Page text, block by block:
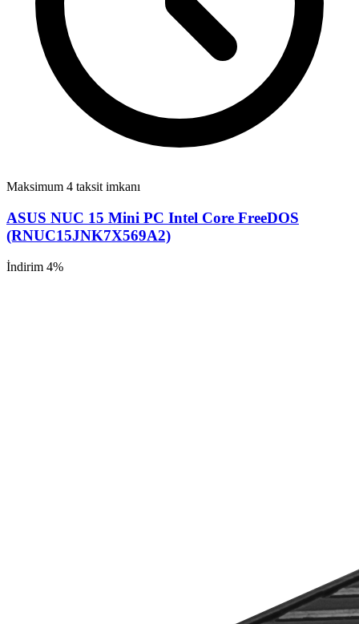
Maksimum 4 taksit imkanı
ASUS NUC 15 Mini PC Intel Core FreeDOS
(RNUC15JNK7X569A2)
İndirim 4%